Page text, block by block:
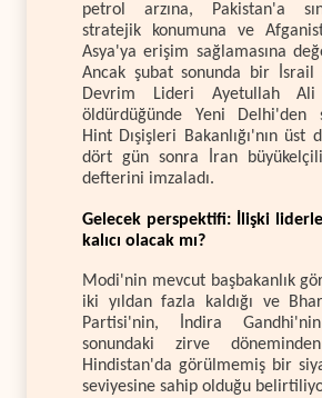
petrol arzına, Pakistan'a
stratejik konumuna ve
Asya'ya erişim sağlamasına
Ancak şubat sonunda bir İsrail
Devrim Lideri Ayetullah Ali
öldürdüğünde Yeni Delhi'den
Hint Dışişleri Bakanlığı'nın üst
dört gün sonra İran
defterini imzaladı.
Gelecek perspektifi: İlişki
kalıcı olacak mı?
Modi'nin mevcut başbakanlık
iki yıldan fazla kaldığı ve
Partisi'nin, İndira
sonundaki zirve
Hindistan'da görülmemiş bir
seviyesine sahip olduğu